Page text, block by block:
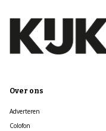
Over ons
Adverteren
Colofon